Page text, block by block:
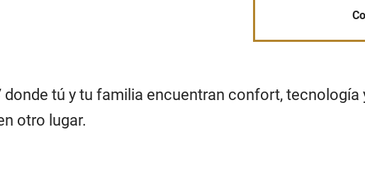
donde tú y tu familia encuentran confort, tecnología
otro lugar.